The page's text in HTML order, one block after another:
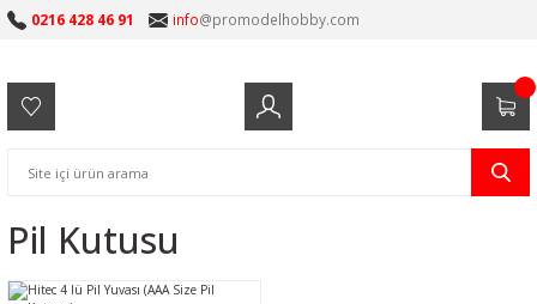
0216 428 46 91 info@promodelhobby.com
Pil Kutusu